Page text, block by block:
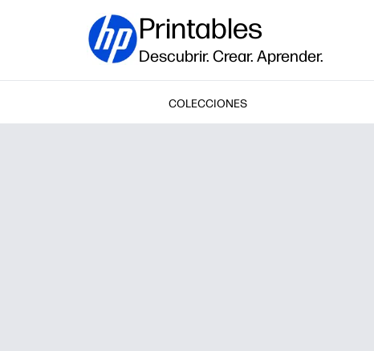
Printables
Descubrir. Crear. Aprender.
COLECCIONES